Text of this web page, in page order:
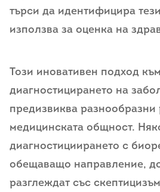
търси да идентифицира
използва за оценка на
Този иновативен подход към
диагностицирането на
предизвиква разнообразни
медицинската общност.
диагностициирането с
обещаващо направление,
разглеждат със